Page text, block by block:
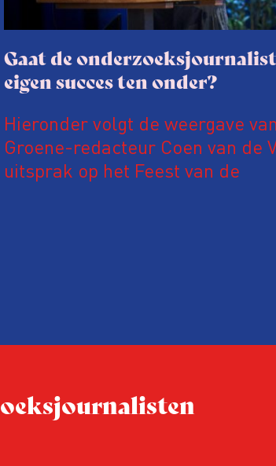
Gaat de
eigen succes ten onder?
Hieronder volgt de weergave
Groene-redacteur Coen van de
uitsprak op het Feest van de
Hoe moet de journalistiek
steeds onverschilligere macht?